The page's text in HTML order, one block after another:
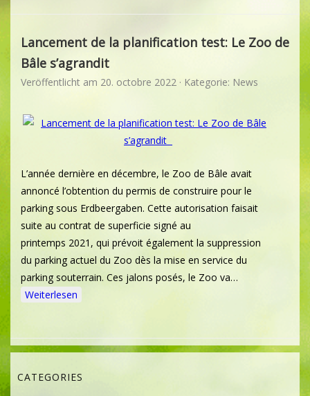
Lancement de la planification test: Le Zoo de
Bâle s’agrandit
Veröffentlicht am 20. octobre 2022 · Kategorie: News
L’année dernière en décembre, le Zoo de Bâle avait
annoncé l’obtention du permis de construire pour le
parking sous Erdbeergaben. Cette autorisation faisait
suite au contrat de superficie signé au
printemps 2021, qui prévoit également la suppression
du parking actuel du Zoo dès la mise en service du
parking souterrain. Ces jalons posés, le Zoo va…
Weiterlesen
CATEGORIES